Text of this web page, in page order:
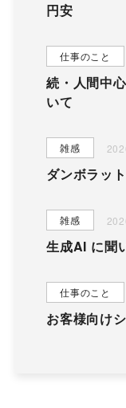
円安
仕事のこと
続・人間中
いて
雑感
ダンボラッ
雑感
生成AI に聞
仕事のこと
お客様向け